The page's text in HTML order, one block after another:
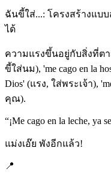
ฉันขี้ใส่...: โครงสร้างแบ
ได้
ความแรงขึ้นอยู่กับสิ่งที่ตาม
ขี้ใส่นม), 'me cago en la
Dios' (แรง, ใส่พระเจ้า),
คุณ).
“¡Me cago en la leche, ya
แม่งเอ๊ย พังอีกแล้ว!
📍